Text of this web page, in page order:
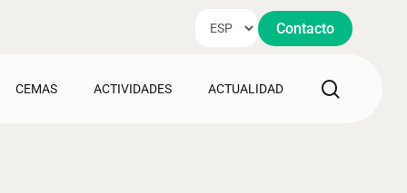
Contacto
CEMAS ACTIVIDADES ACTUALIDAD